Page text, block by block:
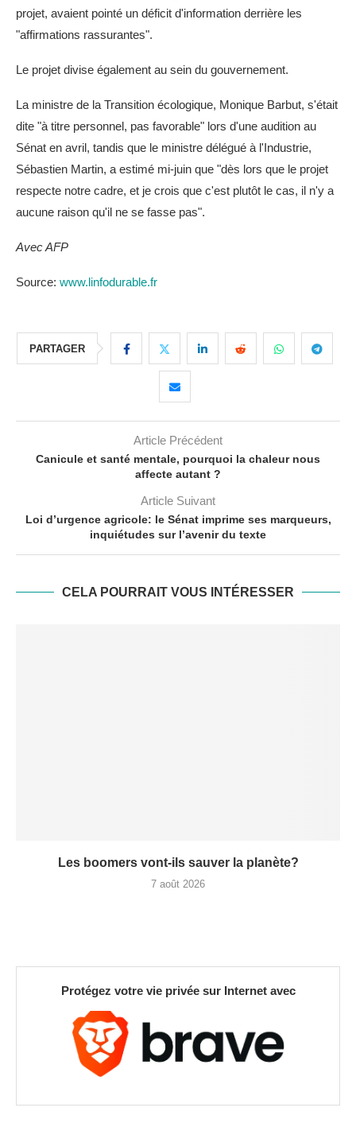
projet, avaient pointé un déficit d'information derrière les
"affirmations rassurantes".
Le projet divise également au sein du gouvernement.
La ministre de la Transition écologique, Monique Barbut, s'était
dite "à titre personnel, pas favorable" lors d'une audition au
Sénat en avril, tandis que le ministre délégué à l'Industrie,
Sébastien Martin, a estimé mi-juin que "dès lors que le projet
respecte notre cadre, et je crois que c'est plutôt le cas, il n'y a
aucune raison qu'il ne se fasse pas".
Avec AFP
Source: www.linfodurable.fr
PARTAGER
Article Précédent
Canicule et santé mentale, pourquoi la chaleur nous
affecte autant ?
Article Suivant
Loi d’urgence agricole: le Sénat imprime ses marqueurs,
inquiétudes sur l’avenir du texte
CELA POURRAIT VOUS INTÉRESSER
Les boomers vont-ils sauver la planète?
7 août 2026
Protégez votre vie privée sur Internet avec